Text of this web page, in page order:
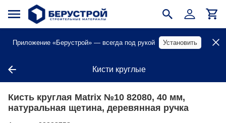
Приложение «Берустрой» — всегда под рукой Установить
Кисти круглые
Кисть круглая Matrix №10 82080, 40 мм,
натуральная щетина, деревянная ручка